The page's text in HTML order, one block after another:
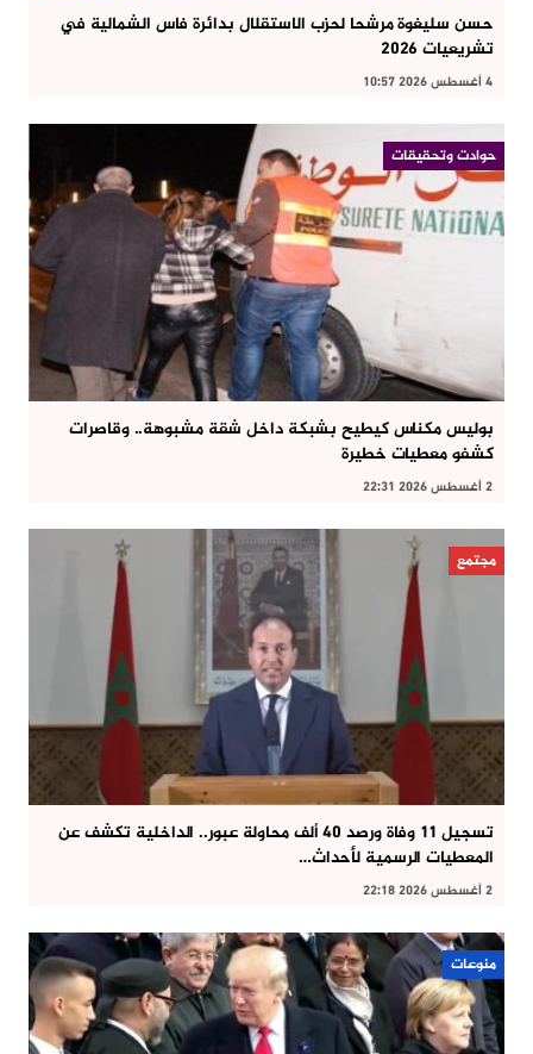
حسن سليغوة مرشحا لحزب الاستقلال بدائرة فاس الشمالية في
تشريعيات 2026
4 أغسطس 2026 10:57
حوادت وتحقيقات
بوليس مكناس كيطيح بشبكة داخل شقة مشبوهة.. وقاصرات
كشفو معطيات خطيرة
2 أغسطس 2026 22:31
مجتمع
تسجيل 11 وفاة ورصد 40 ألف محاولة عبور.. الداخلية تكشف عن
المعطيات الرسمية لأحداث…
2 أغسطس 2026 22:18
منوعات